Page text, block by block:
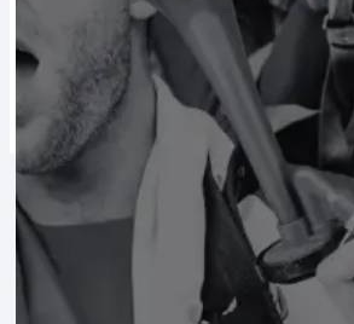
Shop by Team
Alle Vereine
ASK Bad Fischau-Brunn
BRG Gröhrmühlgasse
NSG Steinfeld Fanshop
SC Lichtenwörth Fanshop
SG Bucklige Welt Fanshop